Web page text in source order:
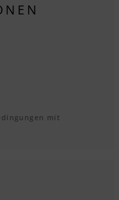
mit